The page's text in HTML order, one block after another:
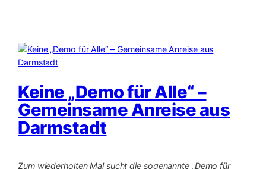
Keine „Demo für Alle“ –
Gemeinsame Anreise aus
Darmstadt
Zum wiederholten Mal sucht die sogenannte „Demo für